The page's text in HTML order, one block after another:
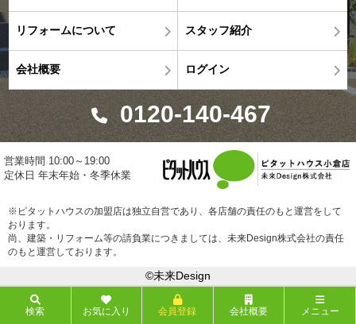
リフォームについて スタッフ紹介
会社概要 ログイン
0120-140-467
営業時間 10:00～19:00
定休日 年末年始・冬季休業
※ピタットハウスの加盟店は独立自営であり、各店舗の責任のもと運営をして
おります。
尚、建築・リフォーム等の請負業につきましては、未来Design株式会社の責任
のもと運営しております。
©未来Design
検索 お気に入り 会員登録 会社概要 メニュー